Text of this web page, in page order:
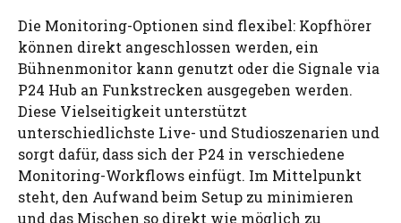
Die Monitoring-Optionen sind flexibel: Kopfhörer
können direkt angeschlossen werden, ein
Bühnenmonitor kann genutzt oder die Signale via
P24 Hub an Funkstrecken ausgegeben werden.
Diese Vielseitigkeit unterstützt
unterschiedlichste Live- und Studioszenarien und
sorgt dafür, dass sich der P24 in verschiedene
Monitoring-Workflows einfügt. Im Mittelpunkt
steht, den Aufwand beim Setup zu minimieren
und das Mischen so direkt wie möglich zu